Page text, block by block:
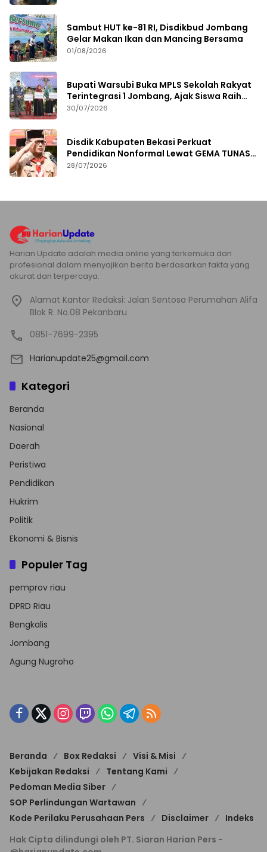
Sambut HUT ke-81 RI, Disdikbud Jombang
Gelar Makan Ikan dan Mancing Bersama
01/08/2026
Bupati Warsubi Buka MPLS Sekolah Rakyat
Terintegrasi 1 Jombang, Ajak Siswa Raih
Prestasi
30/07/2026
Disdik Kabupaten Bekasi Perkuat
Pendidikan Nonformal Lewat GEMA TUNAS
2026
28/07/2026
Harian Update adalah media online yang terkemuka dan
profesional dalam menyajikan berita berdasarkan fakta yang
akurat dan terpercaya.
Alamat Kantor Redaksi: Jalan Sentosa Perumahan Alifa
Blok R. No.08 Pekanbaru
0851-7699-2395
Harianupdate25@gmail.com
Kategori
Beranda
Nasional
Daerah
Peristiwa
Pendidikan
Hukrim
Politik
Ekonomi & Bisnis
Populer Tag
pemprov riau
DPRD Riau
Bengkalis
Jombang
Agung Nugroho
Beranda Box Redaksi
Visi & Misi
Kebijakan Redaksi
Tentang Kami
Pedoman Media Siber
SOP Perlindungan Wartawan
Kode Perilaku Perusahaan Pers
Disclaimer
Indeks
Hak Cipta dilindungi oleh PT. Siaran Harian Pers -